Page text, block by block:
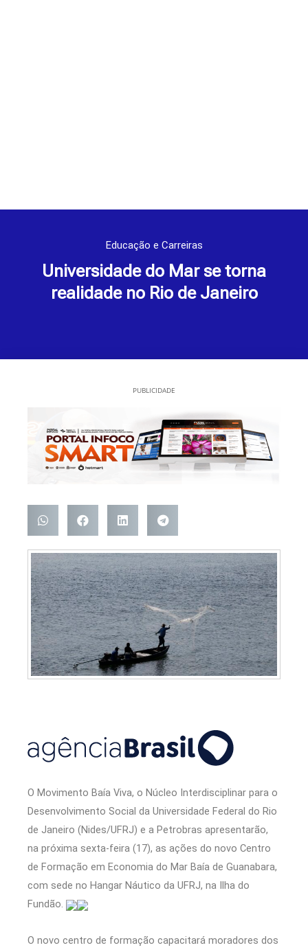
Educação e Carreiras
Universidade do Mar se torna
realidade no Rio de Janeiro
PUBLICIDADE
O Movimento Baía Viva, o Núcleo Interdisciplinar para o
Desenvolvimento Social da Universidade Federal do Rio
de Janeiro (Nides/UFRJ) e a Petrobras apresentarão,
na próxima sexta-feira (17), as ações do novo Centro
de Formação em Economia do Mar Baía de Guanabara,
com sede no Hangar Náutico da UFRJ, na Ilha do
Fundão.
O novo centro de formação capacitará moradores dos